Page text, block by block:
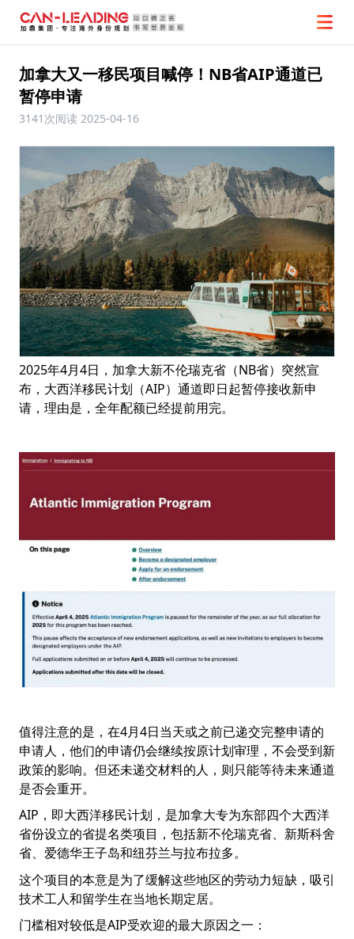
加拿大又一移民项目喊停！NB省AIP通道已
暂停申请
3141次阅读 2025-04-16
2025年4月4日，加拿大新不伦瑞克省（NB省）突然宣
布，大西洋移民计划（AIP）通道即日起暂停接收新申
请，理由是，全年配额已经提前用完。
值得注意的是，在4月4日当天或之前已递交完整申请的
申请人，他们的申请仍会继续按原计划审理，不会受到新
政策的影响。但还未递交材料的人，则只能等待未来通道
是否会重开。
AIP，即大西洋移民计划，是加拿大专为东部四个大西洋
省份设立的省提名类项目，包括新不伦瑞克省、新斯科舍
省、爱德华王子岛和纽芬兰与拉布拉多。
这个项目的本意是为了缓解这些地区的劳动力短缺，吸引
技术工人和留学生在当地长期定居。
门槛相对较低是AIP受欢迎的最大原因之一：